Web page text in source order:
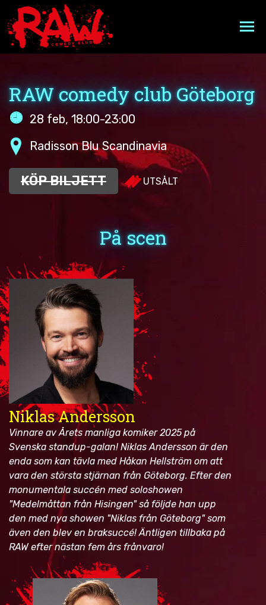
Hoppa
till
innehåll
A VERY RAW CHRISTMAS
MIDDAGSPAKET
FAKTA
BOKA KOMIKER
KONTAKT
RAW comedy club Göteborg
28 feb, 18:00-23:00
Radisson Blu Scandinavia
KÖP BILJETT UTSÅLT
På scen
Niklas Andersson
Vinnare av Årets manliga komiker 2025 på
Svenska standup-galan! Niklas Andersson är den
enda som kan tävla med Håkan Hellström om att
vara den största stjärnan från Göteborg. Efter den
monumentala succén med soloshowen
"Medelmåttan från Hisingen" så följde han upp
den med nya showen "Niklas från Göteborg" som
även den blev en braksuccé! Äntligen tillbaka på
RAW efter nästan fem års frånvaro!